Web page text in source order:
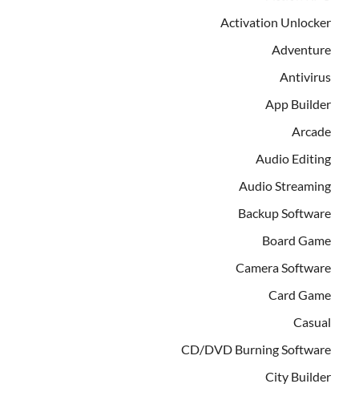
Activation Unlocker
Adventure
Antivirus
App Builder
Arcade
Audio Editing
Audio Streaming
Backup Software
Board Game
Camera Software
Card Game
Casual
CD/DVD Burning Software
City Builder